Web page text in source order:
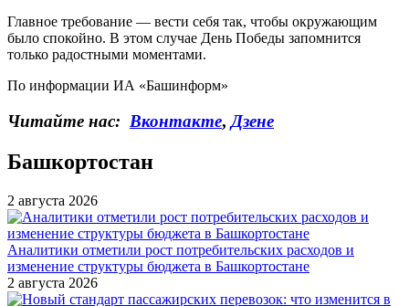
Главное требование — вести себя так, чтобы окружающим
было спокойно. В этом случае День Победы запомнится
только радостными моментами.
По информации ИА «Башинформ»
Читайте нас: Вконтакте, Дзене
Башкортостан
2 августа 2026
Аналитики отметили рост потребительских расходов и
изменение структуры бюджета в Башкортостане
2 августа 2026